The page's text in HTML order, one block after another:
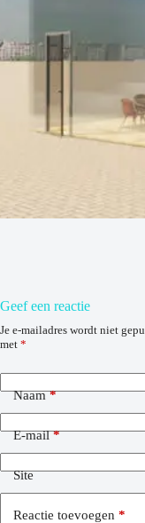
Geef een reactie
Je e-mailadres wordt niet
met *
Naam*
E-mail*
Site
Reactie toevoegen *